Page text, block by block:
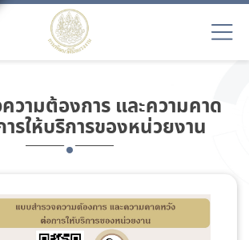
วามต้องการ และความคาด
รให้บริการของหน่วยงาน